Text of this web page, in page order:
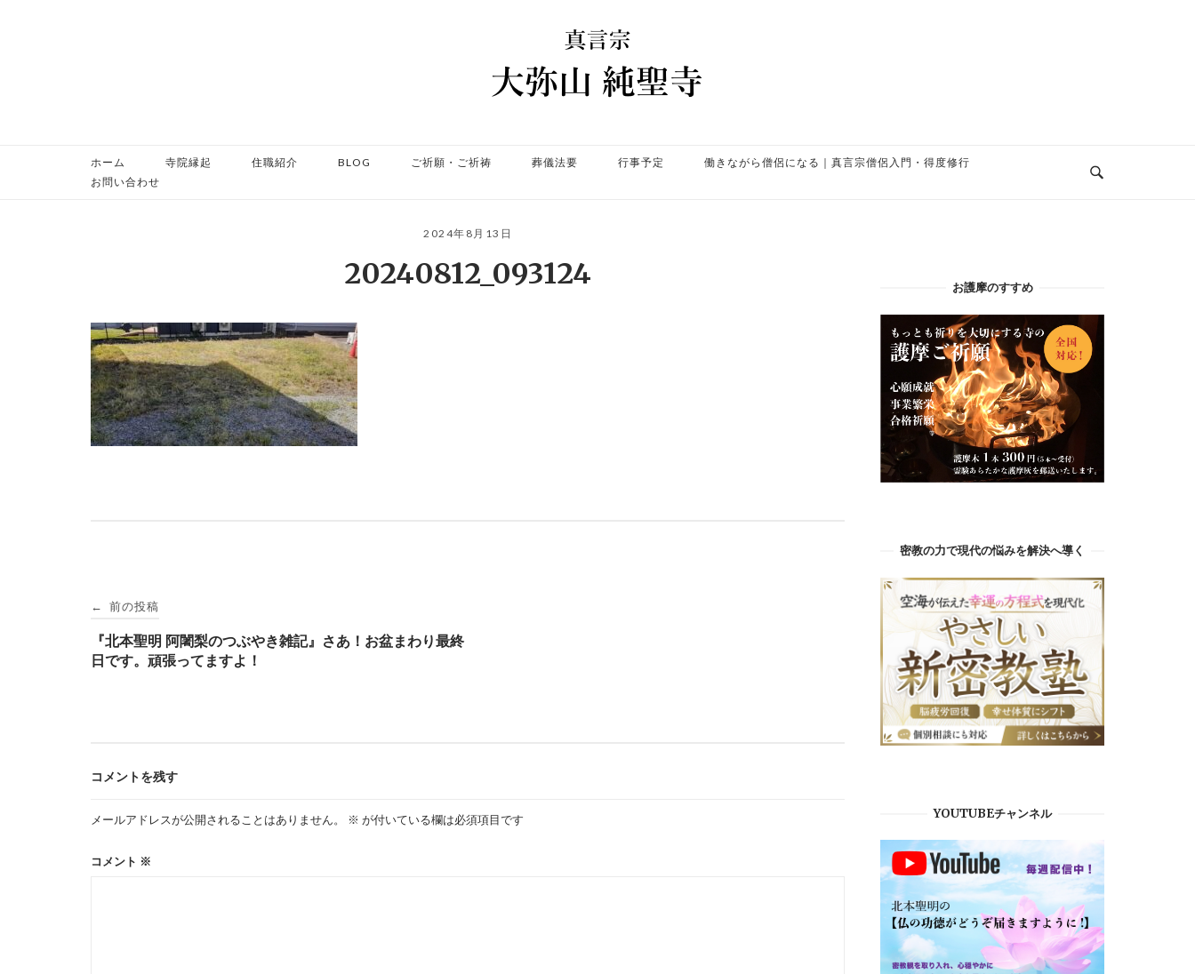
ホーム 寺院縁起 住職紹介 BLOG ご祈願・ご祈祷 葬儀法要 行事予定
働きながら僧侶になる｜真言宗僧侶入門・得度修行
お問い合わせ
2024年8月13日
20240812_093124
投
稿
ゲ
ー
← 前の投稿
『北本聖明 阿闍梨のつぶやき雑記』さあ！お盆まわり最終
日です。頑張ってますよ！
コメントを残す
メールアドレスが公開されることはありません。 ※ が付いている欄は必須項目です
コメント ※
お護摩のすすめ
密教の力で現代の悩みを解決へ導く
YOUTUBEチャンネル